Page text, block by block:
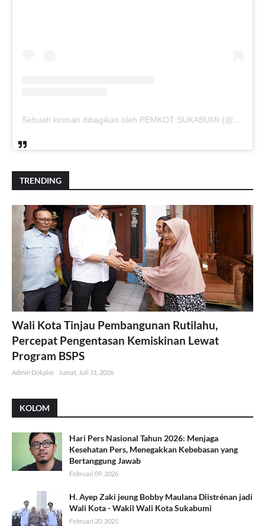
Sebuah kiriman dibagikan oleh PEMKOT SUKABUMI (@pemkotsukabumi_)
TRENDING
Wali Kota Tinjau Pembangunan Rutilahu,
Percepat Pengentasan Kemiskinan Lewat
Program BSPS
Admin Dokpim Jumat, Juli 31, 2026
KOLOM
Hari Pers Nasional Tahun 2026: Menjaga
Kesehatan Pers, Menegakkan Kebebasan yang
Bertanggung Jawab
Februari 09, 2026
H. Ayep Zaki jeung Bobby Maulana Diistrénan jadi
Wali Kota - Wakil Wali Kota Sukabumi
Februari 20, 2025